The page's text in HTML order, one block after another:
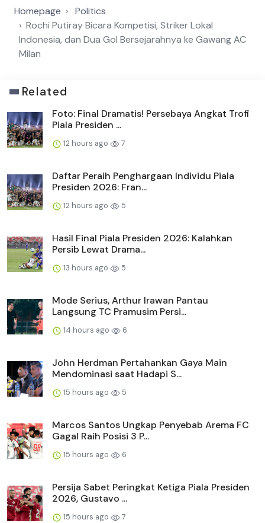
Homepage
Politics
Rochi Putiray Bicara Kompetisi, Striker Lokal
Indonesia, dan Dua Gol Bersejarahnya ke Gawang AC
Milan
Related
Foto: Final Dramatis! Persebaya Angkat Trofi
Piala Presiden ...
12 hours ago 7
Daftar Peraih Penghargaan Individu Piala
Presiden 2026: Fran...
12 hours ago 5
Hasil Final Piala Presiden 2026: Kalahkan
Persib Lewat Drama...
13 hours ago 5
Mode Serius, Arthur Irawan Pantau
Langsung TC Pramusim Persi...
14 hours ago 6
John Herdman Pertahankan Gaya Main
Mendominasi saat Hadapi S...
15 hours ago 5
Marcos Santos Ungkap Penyebab Arema FC
Gagal Raih Posisi 3 P...
15 hours ago 6
Persija Sabet Peringkat Ketiga Piala Presiden
2026, Gustavo ...
15 hours ago 7